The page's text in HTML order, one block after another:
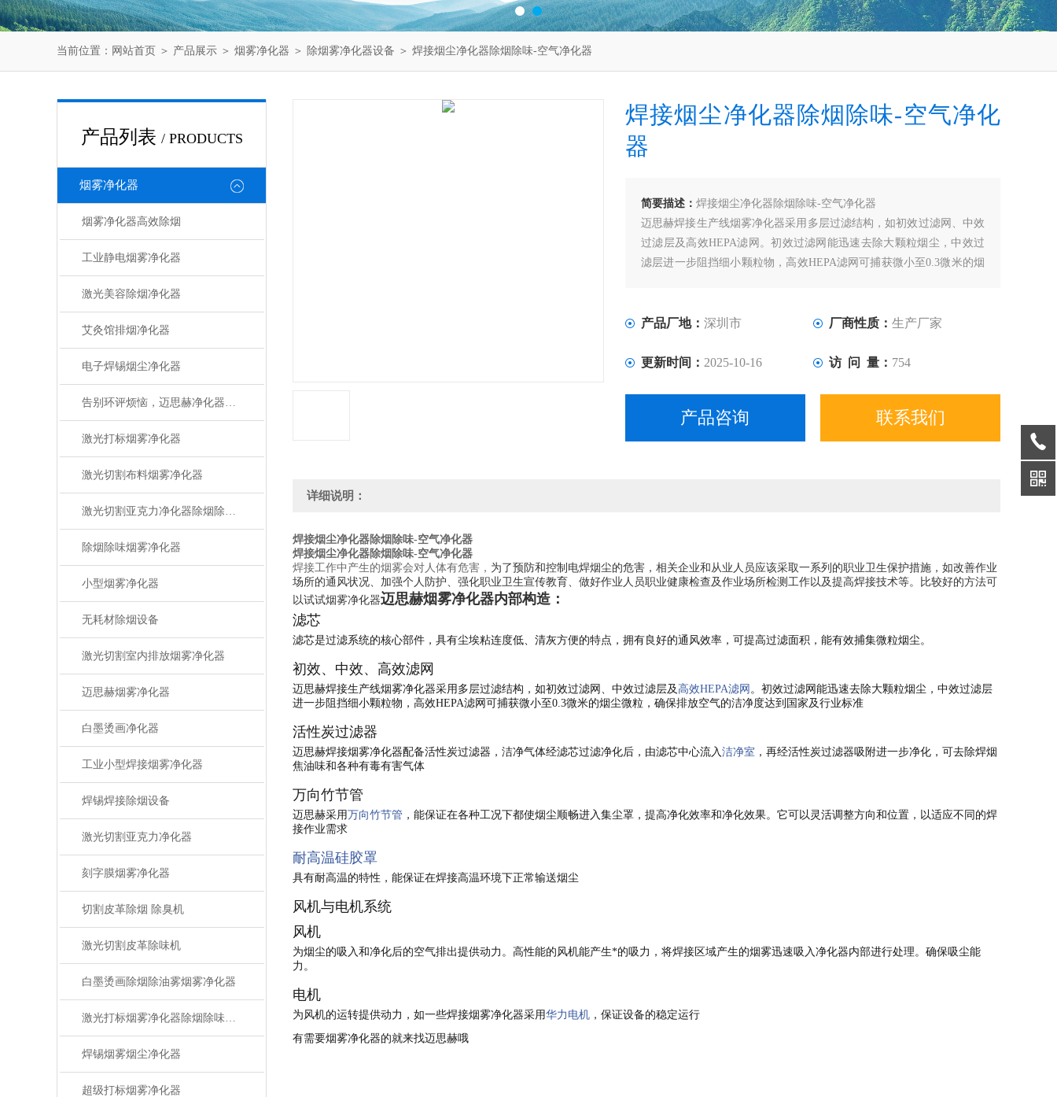
当前位置： 网站首页 ＞ 产品展示 ＞ 烟雾净化器 ＞ 除烟雾净化器设备 ＞ 焊接烟尘净化器除烟除味-空气净化器
产品列表 / PRODUCTS
烟雾净化器
烟雾净化器高效除烟
工业静电烟雾净化器
激光美容除烟净化器
艾灸馆排烟净化器
电子焊锡烟尘净化器
告别环评烦恼，迈思赫净化器助您轻松达标
激光打标烟雾净化器
激光切割布料烟雾净化器
激光切割亚克力净化器除烟除味设备
除烟除味烟雾净化器
小型烟雾净化器
无耗材除烟设备
激光切割室内排放烟雾净化器
迈思赫烟雾净化器
白墨烫画净化器
工业小型焊接烟雾净化器
焊锡焊接除烟设备
激光切割亚克力净化器
刻字膜烟雾净化器
切割皮革除烟 除臭机
激光切割皮革除味机
白墨烫画除烟除油雾烟雾净化器
激光打标烟雾净化器除烟除味设备
焊锡烟雾烟尘净化器
超级打标烟雾净化器
焊接烟尘净化器除烟除味-空气净化
器
简要描述： 焊接烟尘净化器除烟除味-空气净化器
迈思赫焊接生产线烟雾净化器采用多层过滤结构，如初效过滤网、中效
过滤层及高效HEPA滤网。初效过滤网能迅速去除大颗粒烟尘，中效过
滤层进一步阻挡细小颗粒物，高效HEPA滤网可捕获微小至0.3微米的烟
产品厂地： 深圳市 厂商性质： 生产厂家
更新时间： 2025-10-16 访 问 量： 754
产品咨询 联系我们
详细说明：
焊接烟尘净化器除烟除味-空气净化器
焊接烟尘净化器除烟除味-空气净化器
焊接工作中产生的烟雾会对人体有危害， 为了预防和控制电焊烟尘的危害，相关企业和从业人员应该采取一系列的职业卫生保护措施，如改善作业
场所的通风状况、加强个人防护、强化职业卫生宣传教育、做好作业人员职业健康检查及作业场所检测工作以及提高焊接技术等。比较好的方法可
以试试烟雾净化器迈思赫烟雾净化器内部构造：
滤芯
滤芯是过滤系统的核心部件，具有尘埃粘连度低、清灰方便的特点，拥有良好的通风效率，可提高过滤面积，能有效捕集微粒烟尘。
初效、中效、高效滤网
迈思赫焊接生产线烟雾净化器采用多层过滤结构，如初效过滤网、中效过滤层及 高效HEPA滤网 。初效过滤网能迅速去除大颗粒烟尘，中效过滤层
进一步阻挡细小颗粒物，高效HEPA滤网可捕获微小至0.3微米的烟尘微粒，确保排放空气的洁净度达到国家及行业标准
活性炭过滤器
迈思赫焊接烟雾净化器配备活性炭过滤器，洁净气体经滤芯过滤净化后，由滤芯中心流入洁净室 ，再经活性炭过滤器吸附进一步净化，可去除焊烟
焦油味和各种有毒有害气体
万向竹节管
迈思赫采用万向竹节管 ，能保证在各种工况下都使烟尘顺畅进入集尘罩，提高净化效率和净化效果。它可以灵活调整方向和位置，以适应不同的焊
接作业需求
耐高温硅胶罩
具有耐高温的特性，能保证在焊接高温环境下正常输送烟尘
风机与电机系统
风机
为烟尘的吸入和净化后的空气排出提供动力。高性能的风机能产生*的吸力，将焊接区域产生的烟雾迅速吸入净化器内部进行处理。确保吸尘能
力。
电机
为风机的运转提供动力，如一些焊接烟雾净化器采用华力电机 ，保证设备的稳定运行
有需要烟雾净化器的就来找迈思赫哦